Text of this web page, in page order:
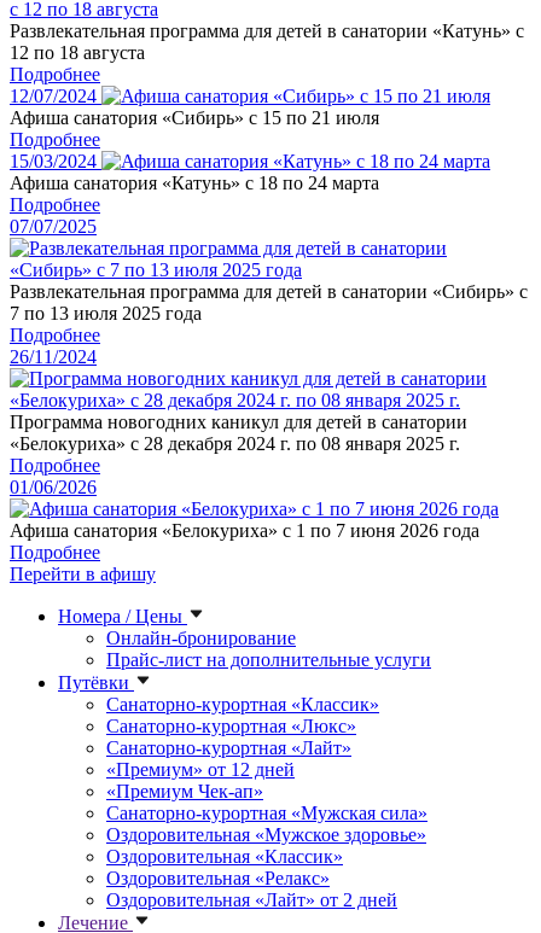
Развлекательная программа для детей в санатории «Катунь» с
12 по 18 августа
Подробнее
12/07/2024
Афиша санатория «Сибирь» с 15 по 21 июля
Подробнее
15/03/2024
Афиша санатория «Катунь» с 18 по 24 марта
Подробнее
07/07/2025
Развлекательная программа для детей в санатории «Сибирь» с
7 по 13 июля 2025 года
Подробнее
26/11/2024
Программа новогодних каникул для детей в санатории
«Белокуриха» с 28 декабря 2024 г. по 08 января 2025 г.
Подробнее
01/06/2026
Афиша санатория «Белокуриха» с 1 по 7 июня 2026 года
Подробнее
Перейти в афишу
Номера / Цены
Онлайн-бронирование
Прайс-лист на дополнительные услуги
Путёвки
Санаторно-курортная «Классик»
Санаторно-курортная «Люкс»
Санаторно-курортная «Лайт»
«Премиум» от 12 дней
«Премиум Чек-ап»
Санаторно-курортная «Мужская сила»
Оздоровительная «Мужское здоровье»
Оздоровительная «Классик»
Оздоровительная «Релакс»
Оздоровительная «Лайт» от 2 дней
Лечение